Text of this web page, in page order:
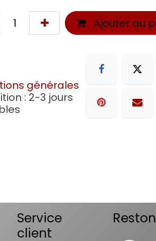
Ajouter au
générales
: 2-3 jours
Service
client